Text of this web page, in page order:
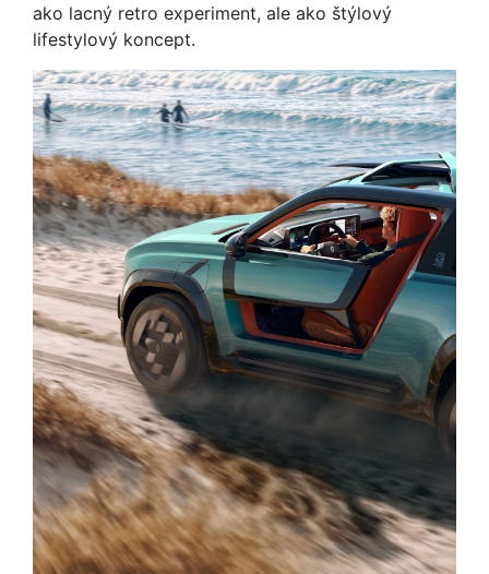
ako lacný retro experiment, ale ako štýlový
lifestylový koncept.